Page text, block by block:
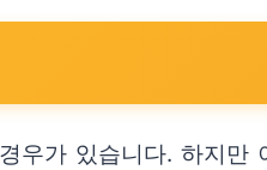
우가 있습니다. 하지만